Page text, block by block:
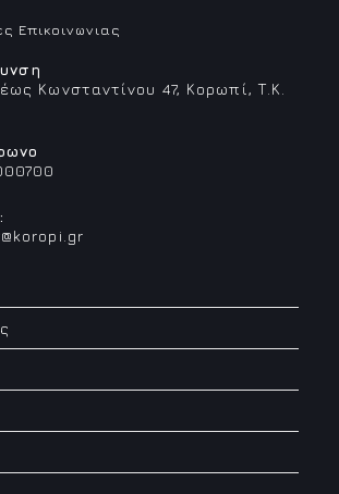
Επικοινωνιας
Κωνσταντίνου 47, Κορωπί, Τ.Κ.
Opens